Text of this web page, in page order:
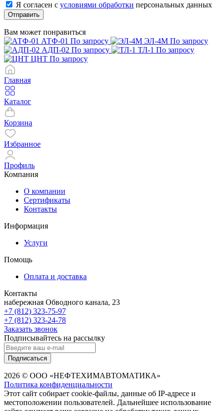
Я согласен с условиями обработки персональных данных
Отправить
Вам может понравиться
АТФ-01 По запросу ЭЛ-4М По запросу
АДП-02 По запросу ТЛ-1 По запросу
ЦНТ По запросу
Главная
Каталог
Корзина
Избранное
Профиль
Компания
О компании
Сертификаты
Контакты
Информация
Услуги
Помощь
Оплата и доставка
Контакты
набережная Обводного канала, 23
+7 (812) 323-75-97
+7 (812) 323-24-78
Заказать звонок
Подписывайтесь на рассылку
Подписаться
2026 © ООО «НЕФТЕХИМАВТОМАТИКА»
Политика конфиденциальности
Этот сайт собирает cookie-файлы, данные об IP-адресе и
местоположении пользователей. Дальнейшее использование